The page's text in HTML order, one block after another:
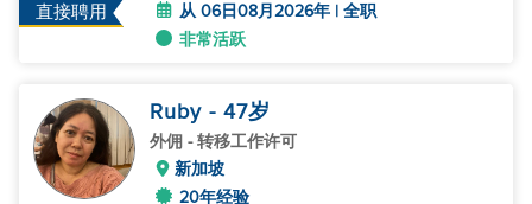
直接聘用
从 06日08月2026年 | 全职
非常活跃
Ruby - 47岁
外佣 - 转移工作许可
新加坡
20年经验